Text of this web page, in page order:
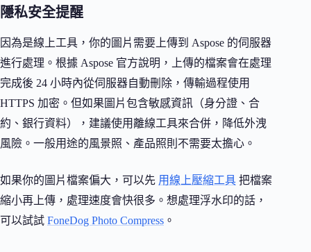
隱私安全提醒
因為是線上工具，你的圖片需要上傳到 Aspose 的伺服器
進行處理。根據 Aspose 官方說明，上傳的檔案會在處理
完成後 24 小時內從伺服器自動刪除，傳輸過程使用
HTTPS 加密。但如果圖片包含敏感資訊（身分證、合
約、銀行資料），建議使用離線工具來合併，降低外洩
風險。一般用途的風景照、產品照則不需要太擔心。
如果你的圖片檔案偏大，可以先 用線上壓縮工具 把檔案
縮小再上傳，處理速度會快很多。想處理浮水印的話，
可以試試 FoneDog Photo Compress 。